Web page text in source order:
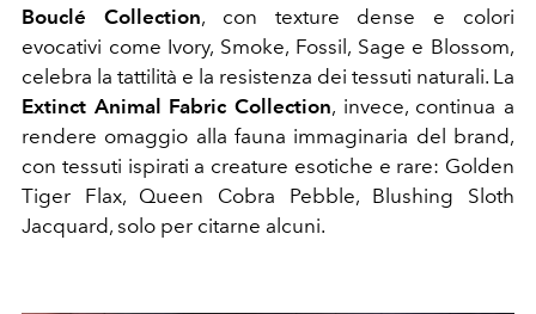
Bouclé Collection, con texture dense e colori
evocativi come Ivory, Smoke, Fossil, Sage e Blossom,
celebra la tattilità e la resistenza dei tessuti naturali. La
Extinct Animal Fabric Collection, invece, continua a
rendere omaggio alla fauna immaginaria del brand,
con tessuti ispirati a creature esotiche e rare: Golden
Tiger Flax, Queen Cobra Pebble, Blushing Sloth
Jacquard, solo per citarne alcuni.